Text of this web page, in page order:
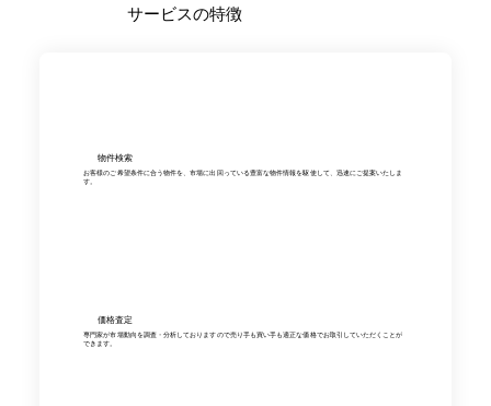
サービスの特徴
物件検索
お客様のご希望条件に合う物件を、市場に出回っている豊富な物件情報を駆使して、迅速にご提案いたしま
す。
価格査定
専門家が市場動向を調査・分析しておりますので売り手も買い手も適正な価格でお取引していただくことが
できます。